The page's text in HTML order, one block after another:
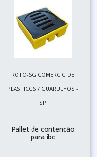
ROTO-SG COMERCIO DE
PLASTICOS / GUARULHOS -
SP
Pallet de contenção
para ibc